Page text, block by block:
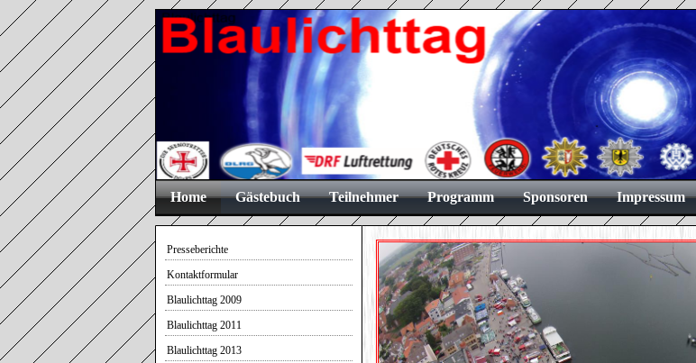
Home Gästebuch Teilnehmer Programm Sponsoren Impressum
Presseberichte
Kontaktformular
Blaulichttag 2009
Blaulichttag 2011
Blaulichttag 2013